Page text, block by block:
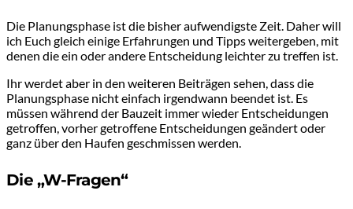
Die Planungsphase ist die bisher aufwendigste Zeit. Daher will
ich Euch gleich einige Erfahrungen und Tipps weitergeben, mit
denen die ein oder andere Entscheidung leichter zu treffen ist.
Ihr werdet aber in den weiteren Beiträgen sehen, dass die
Planungsphase nicht einfach irgendwann beendet ist. Es
müssen während der Bauzeit immer wieder Entscheidungen
getroffen, vorher getroffene Entscheidungen geändert oder
ganz über den Haufen geschmissen werden.
Die „W-Fragen“